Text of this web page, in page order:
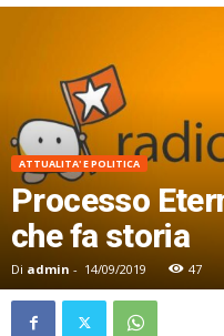
ATTUALITA' E POLITICA
Processo
che fa storia
Di admin - 14/09/2019 47